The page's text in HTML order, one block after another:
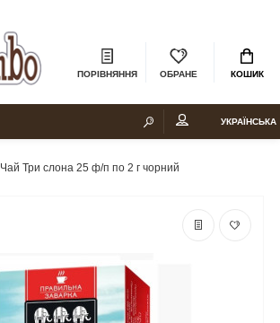
ПОРІВНЯННЯ ОБРАНЕ КОШИК
УКРАЇНСЬКА
Чай Три слона 25 ф/п по 2 г чорний